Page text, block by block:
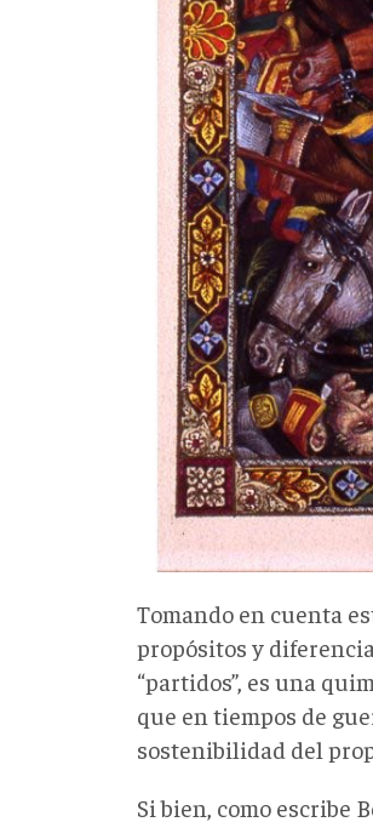
Tomando en cuenta
propósitos y
“partidos”, es una
que en tiempos de
sostenibilidad del
Si bien, como escribe